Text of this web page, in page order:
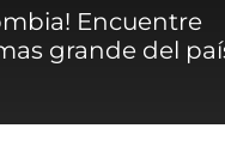
Encuentre
grande del